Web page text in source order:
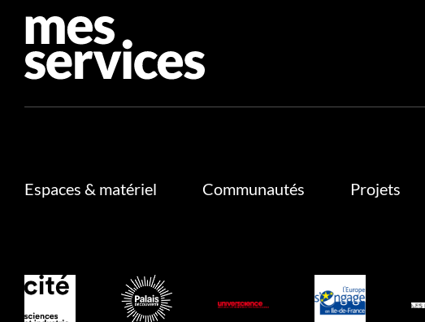
Espaces & matériel Communautés Projets